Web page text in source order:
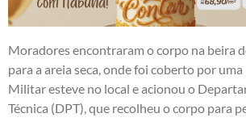
Moradores encontraram o corpo na beira
para a areia seca, onde foi coberto por
Militar esteve no local e acionou o
Técnica (DPT), que recolheu o corpo para